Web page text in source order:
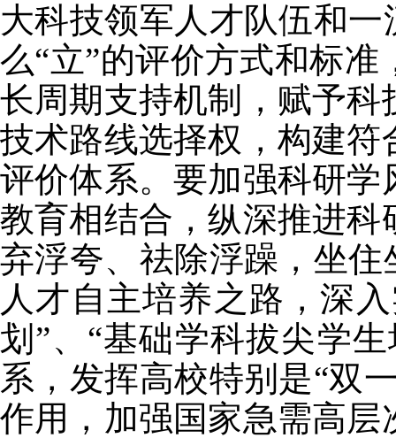
大科技领军人才队伍和
么“立”的评价方式和标
长周期支持机制，赋予
技术路线选择权，构建
评价体系。要加强科研
教育相结合，纵深推进
弃浮夸、祛除浮躁，坐
人才自主培养之路，深
划”、“基础学科拔尖学
系，发挥高校特别是“双
作用，加强国家急需高